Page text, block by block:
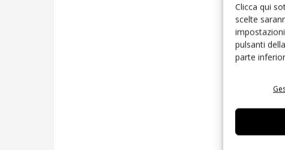
Clicca qui
scelte
pulsanti
parte